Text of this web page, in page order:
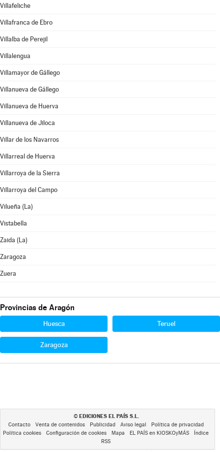
Villafeliche
Villafranca de Ebro
Villalba de Perejil
Villalengua
Villamayor de Gállego
Villanueva de Gállego
Villanueva de Huerva
Villanueva de Jiloca
Villar de los Navarros
Villarreal de Huerva
Villarroya de la Sierra
Villarroya del Campo
Vilueña (La)
Vistabella
Zaida (La)
Zaragoza
Zuera
Provincias de Aragón
Huesca Teruel
Zaragoza
© EDICIONES EL PAÍS S.L.
Contacto Venta de contenidos Publicidad Aviso legal
Política de privacidad
Política cookies
Configuración de cookies Mapa EL PAÍS en KIOSKOyMÁS
Índice
RSS